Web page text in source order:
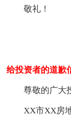
敬礼！
给投资者的道歉
尊敬的广大
XX市XX房